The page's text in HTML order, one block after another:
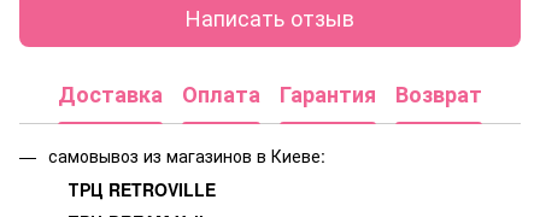
Написать отзыв
Доставка Оплата Гарантия Возврат
самовывоз из магазинов в Киеве:
ТРЦ RETROVILLE